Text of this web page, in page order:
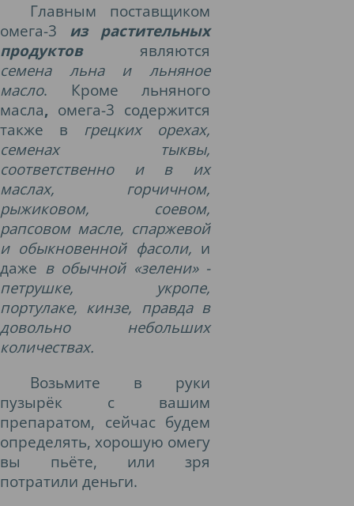
Главным поставщиком
омега-3 из растительных
продуктовявляются
семена льна и льняное
масло. Кроме льняного
масла, омега-3 содержится
также в грецких орехах,
семенах тыквы,
соответственно и в их
маслах, горчичном,
рыжиковом, соевом,
рапсовом масле, спаржевой
и обыкновенной фасоли, и
даже в обычной «зелени» -
петрушке, укропе,
портулаке, кинзе, правда в
довольно небольших
количествах.
Возьмите в руки
пузырёк с вашим
препаратом, сейчас будем
определять, хорошую омегу
вы пьёте, или зря
потратили деньги.